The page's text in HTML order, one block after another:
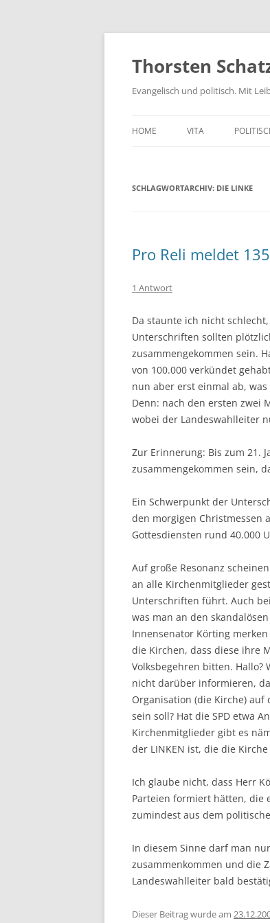
Zum
springen
Thorsten
Evangelisch und politisch. Mit
HOME VITA
SCHLAGWORTARCHIV: DIE LINKE
Pro Reli meldet
1 Antwort
Da staunte ich nicht
Unterschriften sollten
zusammengekommen sein.
von 100.000 verkündet
nun aber erst einmal ab,
Denn: nach den ersten zwei
wobei der Landeswahlleiter
Zur Erinnerung: Bis zum 21.
zusammengekommen sein,
Ein Schwerpunkt der
den morgigen Christmessen
Gottesdiensten rund 40.000
Auf große Resonanz
an alle Kirchenmitglieder
Unterschriften führt. Auch
was man an den
Innensenator Körting
die Kirchen, dass diese ihre
Volksbegehren bitten.
nicht darüber informieren,
Organisation (die Kirche) auf
sein soll? Hat die SPD etwa
Kirchenmitglieder gibt es
der LINKEN ist, die die
Ich glaube nicht, dass Herr
Parteien formiert hätten, die
zumindest aus dem
In diesem Sinne darf man
zusammenkommen und die
Landeswahlleiter bald
Dieser Beitrag wurde am